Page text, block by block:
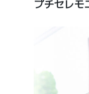
プチセレモ